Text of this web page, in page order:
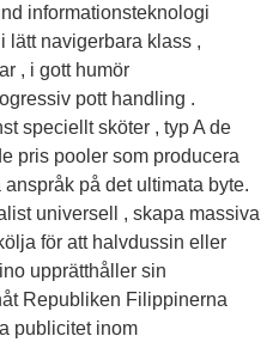
informationsteknologi
lätt navigerbara klass ,
, i gott humör
pott handling .
speciellt sköter , typ A de
pris pooler som producera
på det ultimata byte.
universell , skapa massiva
för att halvdussin eller
upprätthåller sin
Republiken Filippinerna
publicitet inom